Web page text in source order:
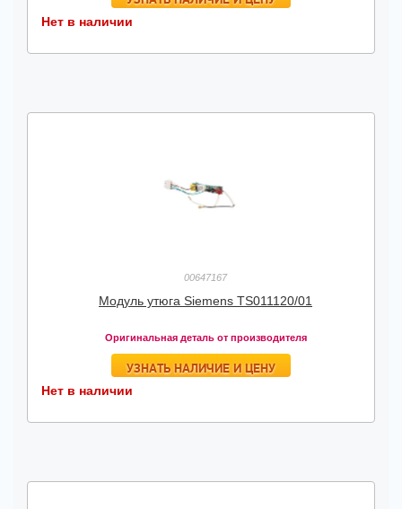
Нет в наличии
00647167
Модуль утюга Siemens TS011120/01
Оригинальная деталь от производителя
УЗНАТЬ НАЛИЧИЕ И ЦЕНУ
Нет в наличии